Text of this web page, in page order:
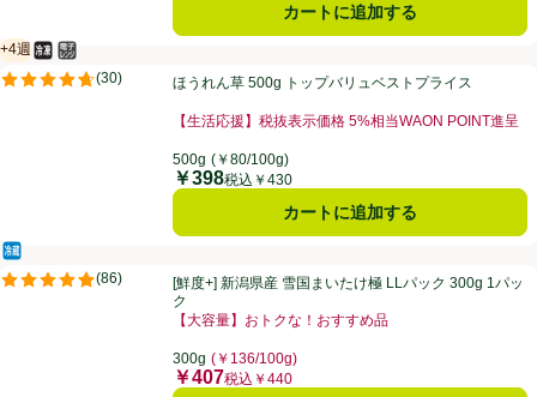
カートに追加する
ほうれん草 500g トップバリュベストプライス
+4週
賞味・消費期限保証：4週間
冷凍食品
電子レンジ使用可
(30)
評価は30件のレビューで5点中4.7点。ほうれん草 500g トップバリュベストプライス
【生活応援】税抜表示価格 5%相当WAON POINT進呈
500g (￥80/100g)
価格
￥398税込￥430
カートに追加する
[鮮度+] 新潟県産 雪国まいたけ極 LLパック 300g 1パック
冷蔵食品
(86)
評価は86件のレビューで5点中4.9点。[鮮度+] 新潟県産 雪国まいたけ極 LLパック 300g 1パッ
ク
【大容量】おトクな！おすすめ品
300g (￥136/100g)
価格
￥407税込￥440